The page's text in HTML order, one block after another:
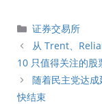
分
類
证券交易所
从 Trent、
10 只值得关注的股
随着民主党达
快结束